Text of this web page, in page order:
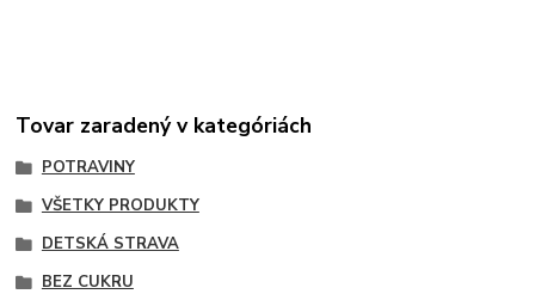
Tovar zaradený v kategóriách
POTRAVINY
VŠETKY PRODUKTY
DETSKÁ STRAVA
BEZ CUKRU